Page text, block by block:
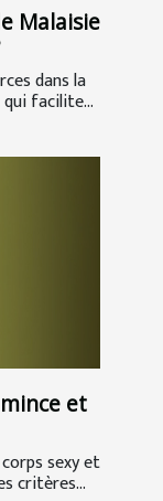
Malaisie
dans la
facilite...
et
sexy et
critères...